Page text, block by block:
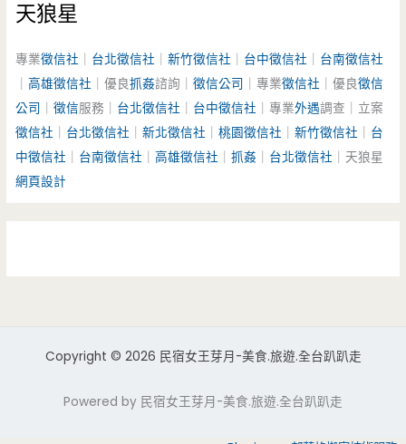
天狼星
專業徵信社 台北徵信社 ｜新竹徵信社 台中徵信社
台南徵信社
｜高雄徵信社 ｜優良抓姦諮詢｜徵信公司 ｜專業徵信社 ｜優良徵信
公司 ｜徵信服務｜ 台北徵信社 台中徵信社 ｜專業外遇調查｜立案
徵信社
台北徵信社 ｜新北徵信社 ｜桃園徵信社 ｜新竹徵信社
台
中徵信社
台南徵信社 ｜高雄徵信社 ｜抓姦 台北徵信社 ｜天狼星
網頁設計
Copyright © 2026 民宿女王芽月-美食.旅遊.全台趴趴走
Powered by 民宿女王芽月-美食.旅遊.全台趴趴走